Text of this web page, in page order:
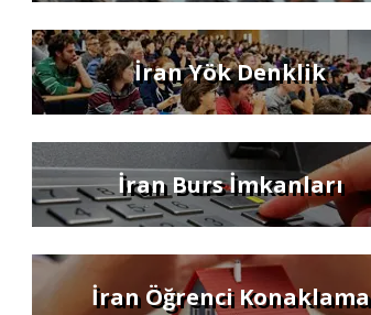
İran Yök Denklik
İran Burs İmkanları
İran Öğrenci Konaklama